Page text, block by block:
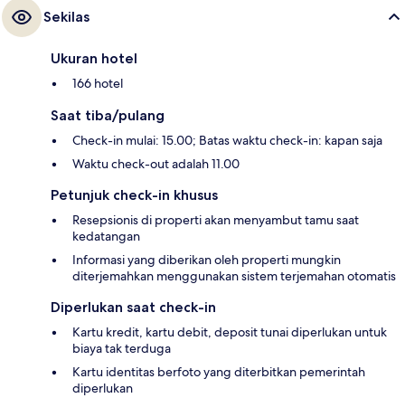
Sekilas
Ukuran hotel
166 hotel
Saat tiba/pulang
Check-in mulai: 15.00; Batas waktu check-in: kapan saja
Waktu check-out adalah 11.00
Petunjuk check-in khusus
Resepsionis di properti akan menyambut tamu saat
kedatangan
Informasi yang diberikan oleh properti mungkin
diterjemahkan menggunakan sistem terjemahan otomatis
Diperlukan saat check-in
Kartu kredit, kartu debit, deposit tunai diperlukan untuk
biaya tak terduga
Kartu identitas berfoto yang diterbitkan pemerintah
diperlukan